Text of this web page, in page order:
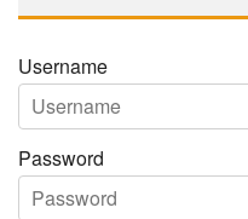
Username
Password